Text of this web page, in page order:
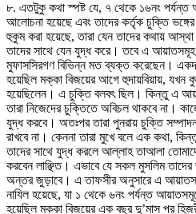
৮. এতটুকু কথা স্পষ্ট যে, ৭ থেকে ১৬নং পর্যন্ত
আলোচনা হয়েছে এবং তাদের কর্তৃক চুক্তি
হুকুম করা হয়েছে, তারা যেন তাদের কথায় আস্থা
তাদের সাথে যেন যুদ্ধ করে। তবে এ আয়াতসমূহ
মুফাসসিরগণ বিভিন্ন মত ব্যক্ত করেছেন।
হয়েছিল মক্কা বিজয়ের আগে হুদায়বিয়ায়, যখন
হয়েছিলেন। এ চুক্তি বলবৎ ছিল। কিন্তু এ
তারা নিজেদের চুক্তিতে অবিচল থাকবে না।
যুদ্ধ করবে। অতঃপর তারা পুনরায় চুক্তি
রাখবে না। কেননা তারা মুখে বলে এক কথা,
তাদের সাথে যুদ্ধ করলে আল্লাহ তাআলা
করবেন লাঞ্ছিত। এভাবে যে সকল মুসলিম তাদের
অন্তর জুড়াবে। এ তাফসীর অনুসারে এ
নাযিল হয়েছে, যা ১ থেকে ৬নং পর্যন্ত
হয়েছিল মক্কা বিজয়ের এক বছর দু’মাস পর